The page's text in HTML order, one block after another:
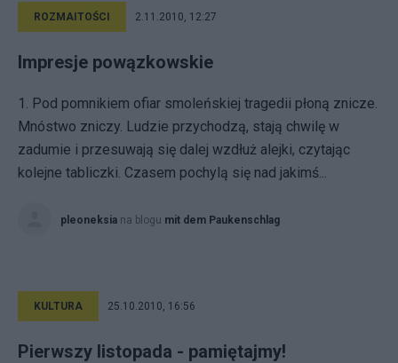
ROZMAITOŚCI 2.11.2010, 12:27
Impresje powązkowskie
1. Pod pomnikiem ofiar smoleńskiej tragedii płoną znicze.
Mnóstwo zniczy. Ludzie przychodzą, stają chwilę w
zadumie i przesuwają się dalej wzdłuż alejki, czytając
kolejne tabliczki. Czasem pochylą się nad jakimś...
pleoneksia na blogu mit dem Paukenschlag
KULTURA 25.10.2010, 16:56
Pierwszy listopada - pamiętajmy!